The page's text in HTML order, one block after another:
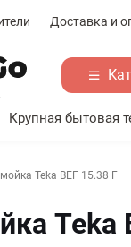
Доставка и
Крупная бытовая
Teka BEF 15.38 F
Teka